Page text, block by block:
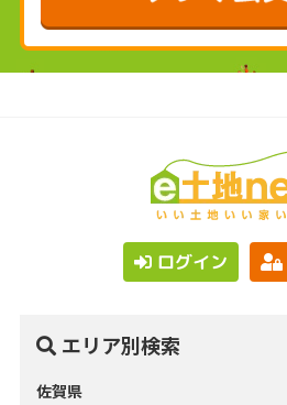
ログイン
エリア別検索
佐賀県